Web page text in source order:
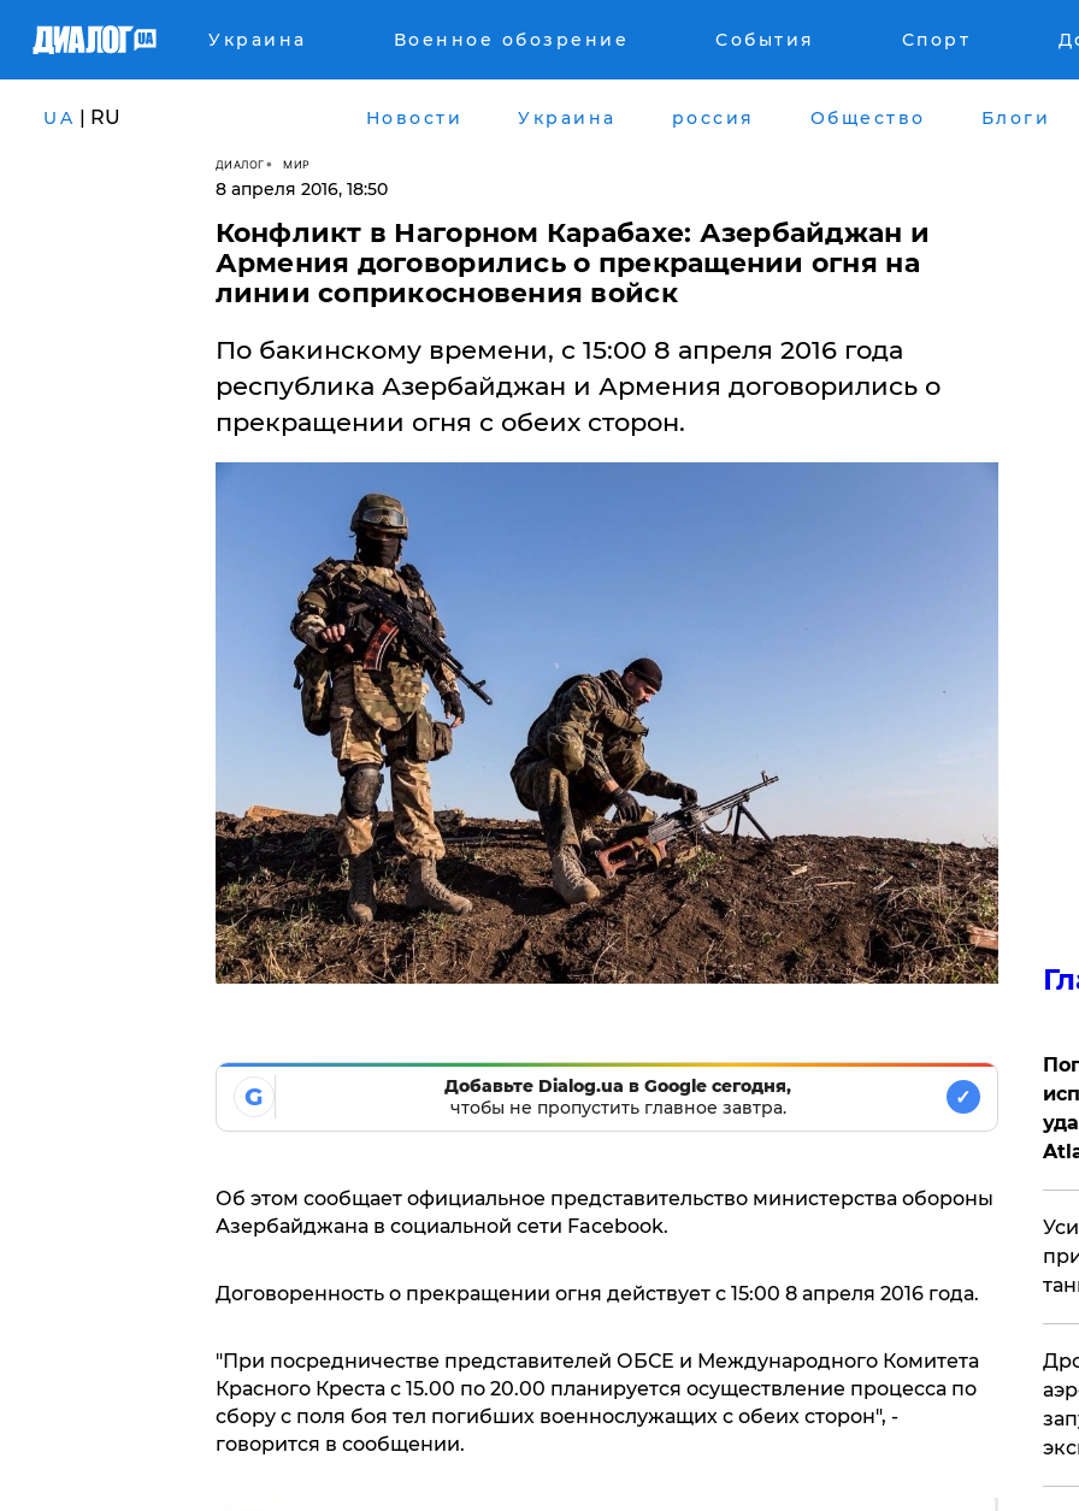
Украина Военное обозрение События Спорт
UA | RU Новости Украина россия Общество Блоги
ДИАЛОГ МИР
8 апреля 2016, 18:50
Конфликт в Нагорном Карабахе: Азербайджан и
Армения договорились о прекращении огня на
линии соприкосновения войск
По бакинскому времени, с 15:00 8 апреля 2016 года
республика Азербайджан и Армения договорились о
прекращении огня с обеих сторон.
G
Добавьте Dialog.ua в Google сегодня,
чтобы не пропустить главное завтра.
✓
Об этом сообщает официальное представительство министерства обороны
Азербайджана в социальной сети Facebook.
Договоренность о прекращении огня действует с 15:00 8 апреля 2016 года.
"При посредничестве представителей ОБСЕ и Международного Комитета
Красного Креста с 15.00 по 20.00 планируется осуществление процесса по
сбору с поля боя тел погибших военнослужащих с обеих сторон", -
говорится в сообщении.